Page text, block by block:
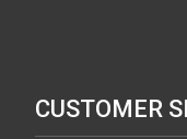
CUSTOMER